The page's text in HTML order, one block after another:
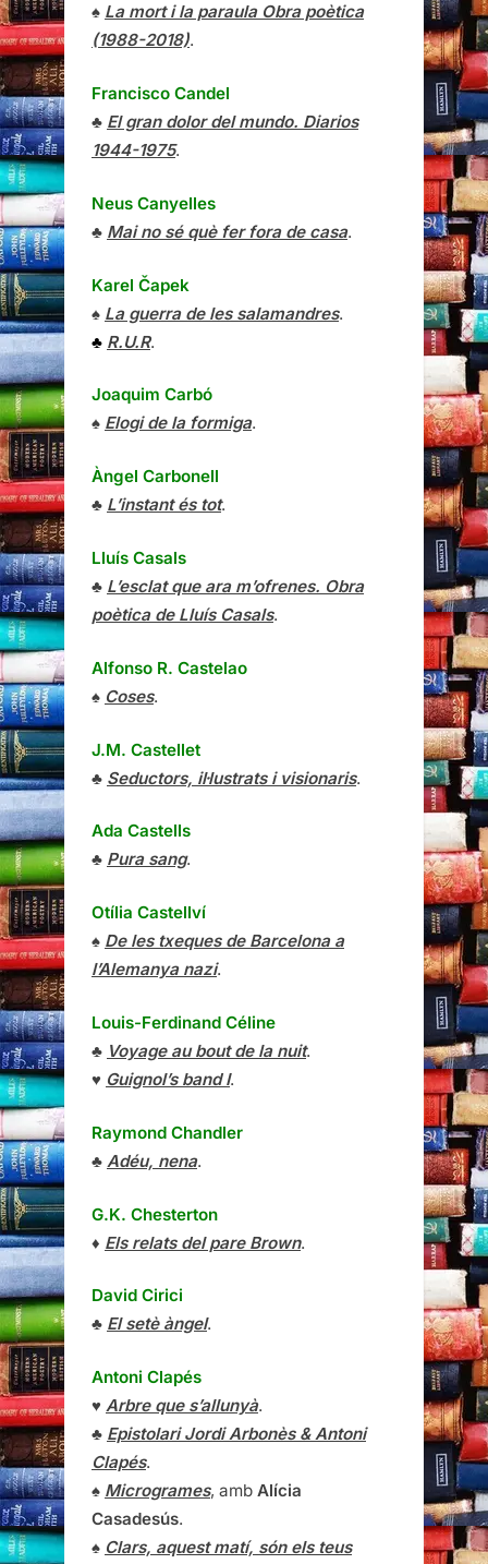
♠ La mort i la paraula Obra poètica
(1988-2018).
Francisco Candel
♣ El gran dolor del mundo. Diarios
1944-1975.
Neus Canyelles
♣ Mai no sé què fer fora de casa.
Karel Čapek
♠ La guerra de les salamandres.
♣ R.U.R.
Joaquim Carbó
♠ Elogi de la formiga.
Àngel Carbonell
♣ L’instant és tot.
Lluís Casals
♣ L’esclat que ara m’ofrenes. Obra
poètica de Lluís Casals.
Alfonso R. Castelao
♠ Coses.
J.M. Castellet
♣ Seductors, il·lustrats i visionaris.
Ada Castells
♣ Pura sang.
Otília Castellví
♠ De les txeques de Barcelona a
l’Alemanya nazi.
Louis-Ferdinand Céline
♣ Voyage au bout de la nuit.
♥ Guignol’s band I.
Raymond Chandler
♣ Adéu, nena.
G.K. Chesterton
♦ Els relats del pare Brown.
David Cirici
♣ El setè àngel.
Antoni Clapés
♥ Arbre que s’allunyà.
♣ Epistolari Jordi Arbonès & Antoni
Clapés.
♠ Microgrames, amb Alícia
Casadesús.
♠ Clars, aquest matí, són els teus